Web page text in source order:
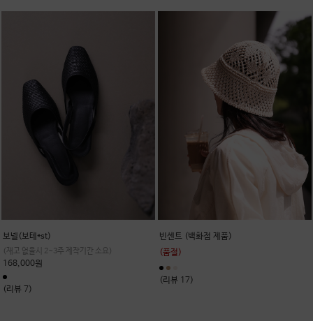
보넬(보테*st)
(재고 없을시 2~3주 제작기간 소요)
168,000원
(리뷰 7)
빈센트 (백화점 제품)
(품절)
(리뷰 17)